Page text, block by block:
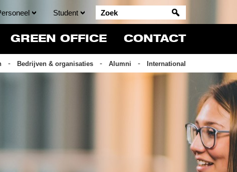
Student
GREEN OFFICE CONTACT
Bedrijven & organisaties Alumni International